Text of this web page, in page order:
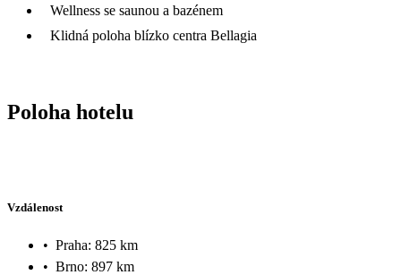
Wellness se saunou a bazénem
Klidná poloha blízko centra Bellagia
Poloha hotelu
Vzdálenost
• Praha: 825 km
• Brno: 897 km